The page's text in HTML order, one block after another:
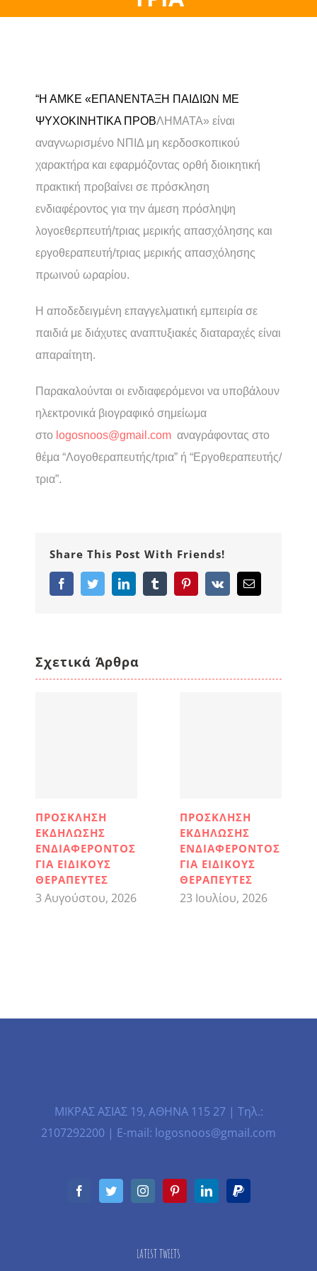
“Η ΑΜΚΕ «ΕΠΑΝΕΝΤΑΞΗ ΠΑΙΔΙΩΝ ΜΕ
ΨΥΧΟΚΙΝΗΤΙΚΑ ΠΡΟΒΛΗΜΑΤΑ» είναι
αναγνωρισμένο ΝΠΙΔ μη κερδοσκοπικού
χαρακτήρα και εφαρμόζοντας ορθή διοικητική
πρακτική προβαίνει σε πρόσκληση
ενδιαφέροντος για την άμεση πρόσληψη
λογοεθερπευτή/τριας μερικής απασχόλησης και
εργοθεραπευτή/τριας μερικής απασχόλησης
πρωινού ωραρίου.
Η αποδεδειγμένη επαγγελματική εμπειρία σε
παιδιά με διάχυτες αναπτυξιακές διαταραχές είναι
απαραίτητη.
Παρακαλούνται οι ενδιαφερόμενοι να υποβάλουν
ηλεκτρονικά βιογραφικό σημείωμα
στο logosnoos@gmail.com αναγράφοντας στο
θέμα “Λογοθεραπευτής/τρια” ή “Εργοθεραπευτής/
τρια”.
Share This Post With Friends!
FacebookTwitterLinkedInTumblr PinterestVk Email
Σχετικά Άρθρα
ΠΡΟΣΚΛΗΣΗ
ΕΚΔΗΛΩΣΗΣ
ΕΝΔΙΑΦΕΡΟΝΤΟΣ
ΓΙΑ ΕΙΔΙΚΟΥΣ
ΘΕΡΑΠΕΥΤΕΣ
3 Αυγούστου, 2026
ΠΡΟΣΚΛΗΣΗ
ΕΚΔΗΛΩΣΗΣ
ΕΝΔΙΑΦΕΡΟΝΤΟΣ
ΓΙΑ ΕΙΔΙΚΟΥΣ
ΘΕΡΑΠΕΥΤΕΣ
23 Ιουλίου, 2026
ΜΙΚΡΑΣ ΑΣΙΑΣ 19, ΑΘΗΝΑ 115 27 | Τηλ.:
2107292200 | E-mail: logosnoos@gmail.com
LATEST TWEETS